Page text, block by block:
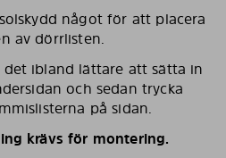
något för att placera
av dörrlisten.
ibland lättare att sätta in
och sedan trycka
på sidan.
krävs för montering.